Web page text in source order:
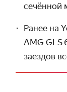
сечённой
Ранее на
AMG GLS
заездов